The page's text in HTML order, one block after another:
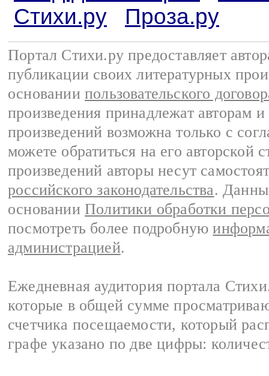
Стихи.ру
Проза.ру
Портал Стихи.ру предоставляет
публикации своих литературных
основании пользовательского
произведения принадлежат авторам
произведений возможна только с
можете обратиться на его авторской
произведений авторы несут
российского законодательства.
основании Политики обработки
посмотреть более подробную
администрацией.
Ежедневная аудитория портала
которые в общей сумме
счетчика посещаемости, который
графе указано по две цифры: